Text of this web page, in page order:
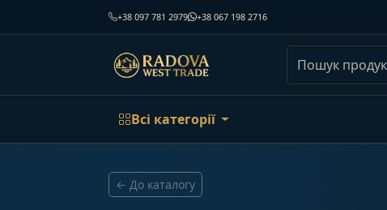
+38 097 781 2979 +38 067 198 2716
Всі категорії
← До каталогу